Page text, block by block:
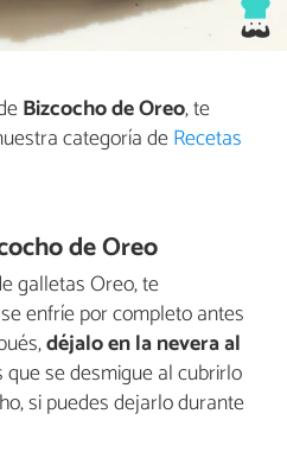
Bizcocho de Oreo, te
categoría deRecetas
de Oreo
galletas Oreo, te
enfríe por completo antes
déjalo en la nevera al
que se desmigue al cubrirlo
si puedes dejarlo durante